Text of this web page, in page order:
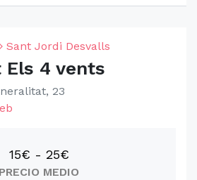
Sant Jordi Desvalls
Els 4 vents
23
15€ - 25€
PRECIO MEDIO